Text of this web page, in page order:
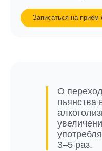
Записаться на приём
О
3–5 раз.